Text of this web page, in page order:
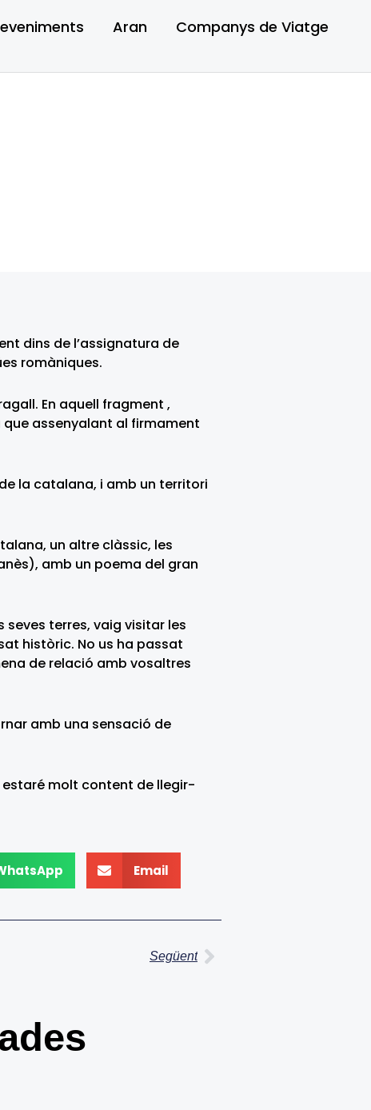
Aran Companys de Viatge
dins de l’assignatura de
romàniques.
En aquell fragment ,
assenyalant al firmament
la catalana, i amb un territori
un altre clàssic, les
amb un poema del gran
seves terres, vaig visitar les
històric. No us ha passat
de relació amb vosaltres
amb una sensació de
molt content de llegir-
Email
Següent
Next